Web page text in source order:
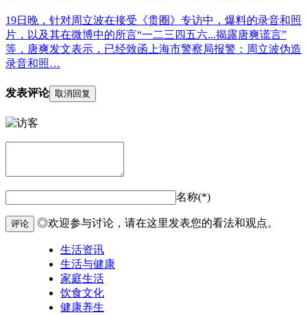
19日晚，针对周立波在接受《贵圈》专访中，爆料的录音和照
片，以及其在微博中的所言“一二三四五六...揭露唐爽谎言”
等，唐爽发文表示，已经致函上海市警察局报警：周立波伪造
录音和照…
发表评论 取消回复
名称(*)
评论 ◎欢迎参与讨论，请在这里发表您的看法和观点。
生活资讯
生活与健康
家庭生活
饮食文化
健康养生